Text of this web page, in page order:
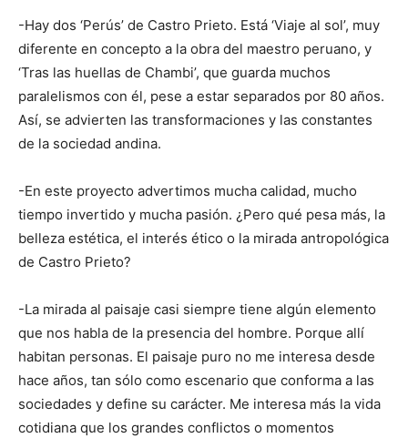
-Hay dos ‘Perús’ de Castro Prieto. Está ‘Viaje al sol’, muy
diferente en concepto a la obra del maestro peruano, y
‘Tras las huellas de Chambi’, que guarda muchos
paralelismos con él, pese a estar separados por 80 años.
Así, se advierten las transformaciones y las constantes
de la sociedad andina.
-En este proyecto advertimos mucha calidad, mucho
tiempo invertido y mucha pasión. ¿Pero qué pesa más, la
belleza estética, el interés ético o la mirada antropológica
de Castro Prieto?
-La mirada al paisaje casi siempre tiene algún elemento
que nos habla de la presencia del hombre. Porque allí
habitan personas. El paisaje puro no me interesa desde
hace años, tan sólo como escenario que conforma a las
sociedades y define su carácter. Me interesa más la vida
cotidiana que los grandes conflictos o momentos